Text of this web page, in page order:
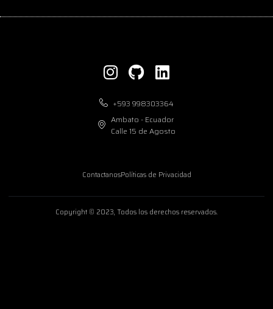
+593 998303364
Ambato - Ecuador
Calle 15 de Agosto
ContactanosPolíticas de Privacidad
Copyright © 2023, Todos los derechos reservados.